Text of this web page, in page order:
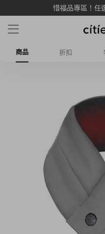
惜福品專區！任
商品 折扣